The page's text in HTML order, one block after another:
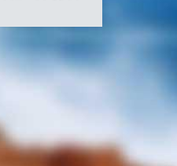
gouvernement